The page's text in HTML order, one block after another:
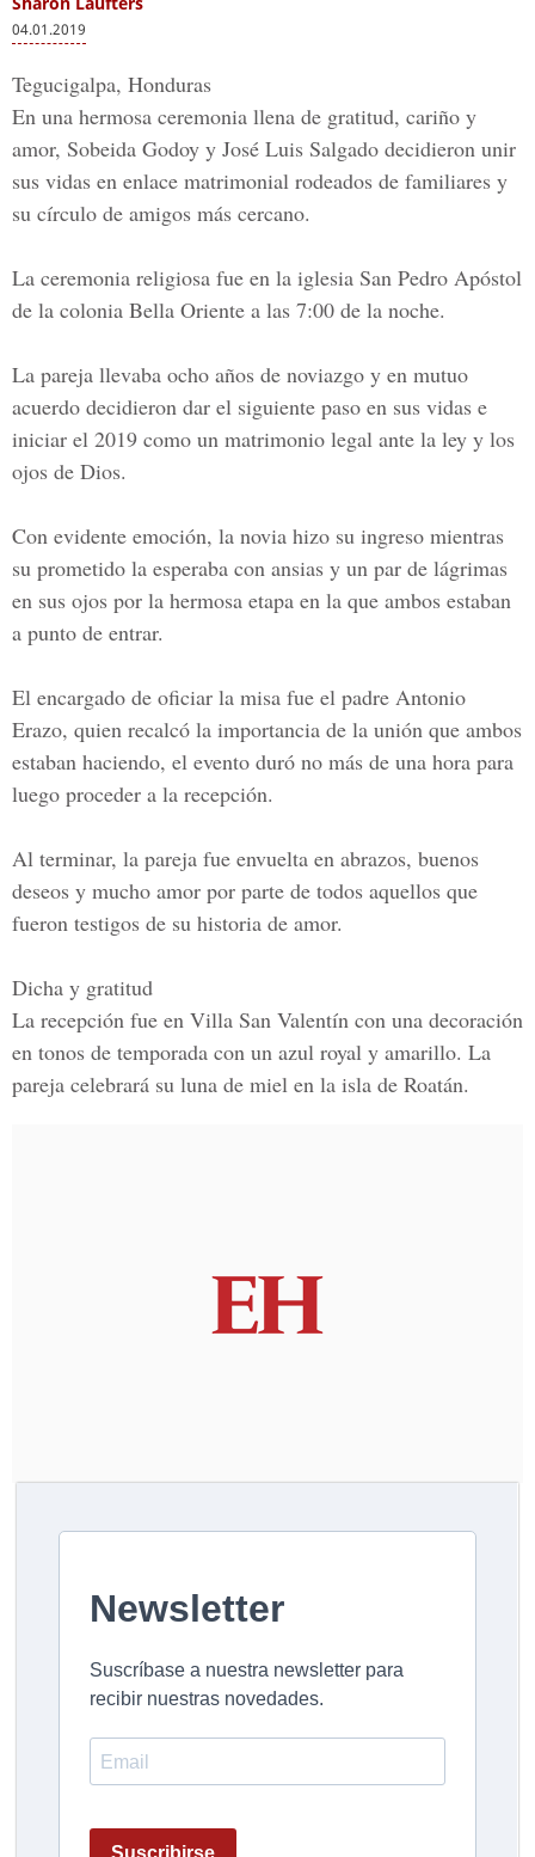
04.01.2019
Tegucigalpa, Honduras
En una hermosa ceremonia llena de gratitud, cariño y
amor, Sobeida Godoy y José Luis Salgado decidieron unir
sus vidas en enlace matrimonial rodeados de familiares y
su círculo de amigos más cercano.
La ceremonia religiosa fue en la iglesia San Pedro Apóstol
de la colonia Bella Oriente a las 7:00 de la noche.
La pareja llevaba ocho años de noviazgo y en mutuo
acuerdo decidieron dar el siguiente paso en sus vidas e
iniciar el 2019 como un matrimonio legal ante la ley y los
ojos de Dios.
Con evidente emoción, la novia hizo su ingreso mientras
su prometido la esperaba con ansias y un par de lágrimas
en sus ojos por la hermosa etapa en la que ambos estaban
a punto de entrar.
El encargado de oficiar la misa fue el padre Antonio
Erazo, quien recalcó la importancia de la unión que ambos
estaban haciendo, el evento duró no más de una hora para
luego proceder a la recepción.
Al terminar, la pareja fue envuelta en abrazos, buenos
deseos y mucho amor por parte de todos aquellos que
fueron testigos de su historia de amor.
Dicha y gratitud
La recepción fue en Villa San Valentín con una decoración
en tonos de temporada con un azul royal y amarillo. La
pareja celebrará su luna de miel en la isla de Roatán.